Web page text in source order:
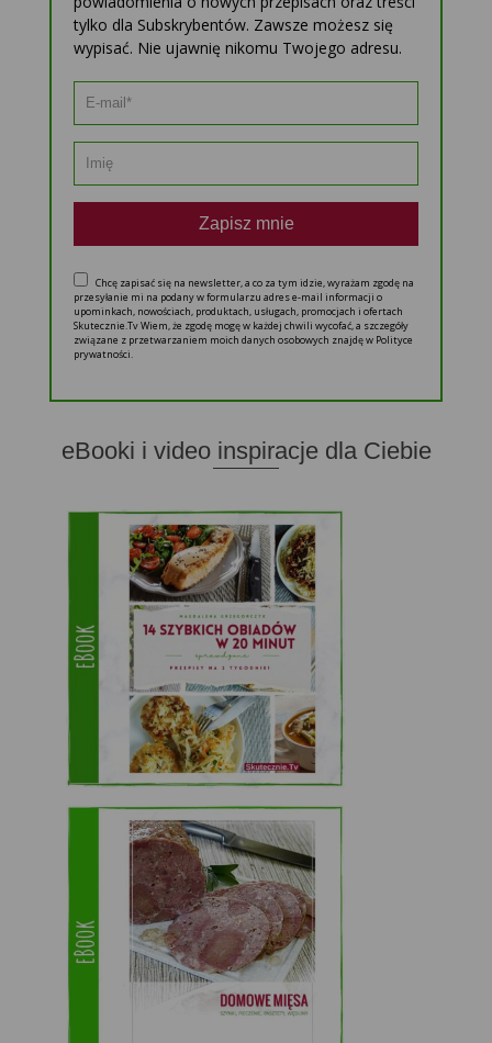
tylko dla Subskrybentów. Zawsze możesz się
wypisać. Nie ujawnię nikomu Twojego adresu.
Zapisz mnie
Chcę zapisać się na newsletter, a co za tym idzie, wyrażam zgodę na
przesyłanie mi na podany w formularzu adres e-mail informacji o
upominkach, nowościach, produktach, usługach, promocjach i ofertach
Skutecznie.Tv Wiem, że zgodę mogę w każdej chwili wycofać, a szczegóły
związane z przetwarzaniem moich danych osobowych znajdę w Polityce
prywatności.
eBooki i video inspiracje dla Ciebie